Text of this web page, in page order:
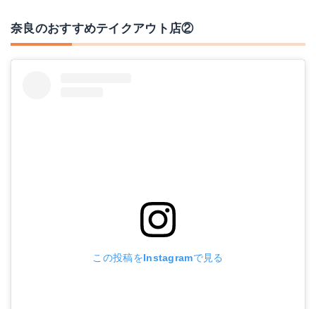
奈良のおすすめテイクアウト店②
この投稿をInstagramで見る